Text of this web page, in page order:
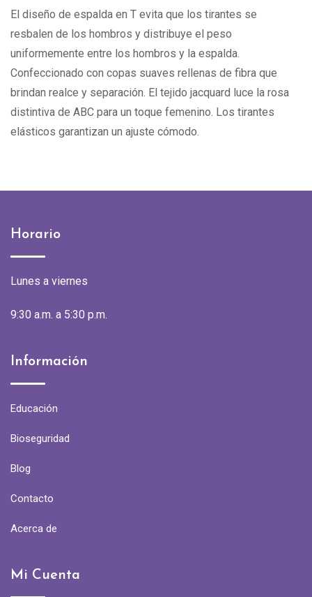
El diseño de espalda en T evita que los tirantes se
resbalen de los hombros y distribuye el peso
uniformemente entre los hombros y la espalda.
Confeccionado con copas suaves rellenas de fibra que
brindan realce y separación. El tejido jacquard luce la rosa
distintiva de ABC para un toque femenino. Los tirantes
elásticos garantizan un ajuste cómodo.
Horario
Lunes a viernes
9:30 a.m. a 5:30 p.m.
Información
Educación
Bioseguridad
Blog
Contacto
Acerca de
Mi Cuenta